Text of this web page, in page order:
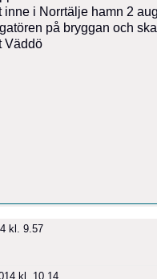
i Norrtälje hamn 2
på bryggan och
Väddö
kl. 9.57
kl. 10.14